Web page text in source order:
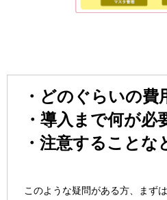
・どのぐらいの費
・導入まで何が必
・注意すること
このような疑問がある方、まず